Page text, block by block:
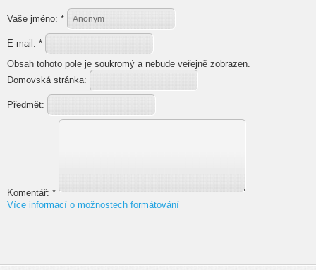
Vaše jméno: *
E-mail: *
Obsah tohoto pole je soukromý a nebude veřejně zobrazen.
Domovská stránka:
Předmět:
Komentář: *
Více informací o možnostech formátování